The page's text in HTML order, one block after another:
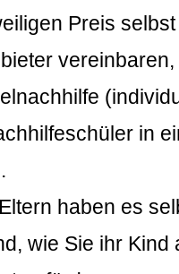
Preis
vereinbaren,
in
haben es
wie Sie ihr Kind